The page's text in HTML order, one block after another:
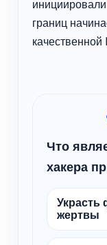
границ
Что
хакера
Украсть
жертвы